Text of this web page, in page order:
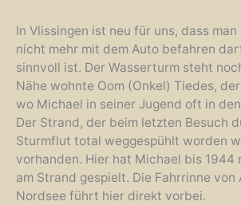
In Vlissingen ist neu für uns, dass
nicht mehr mit dem Auto befahren
sinnvoll ist. Der Wasserturm steht
Nähe wohnte Oom (Onkel) Tiedes,
wo Michael in seiner Jugend oft in
Der Strand, der beim letzten Besuch
Sturmflut total weggespühlt worden
vorhanden. Hier hat Michael bis 1944
am Strand gespielt. Die Fahrrinne von
Nordsee führt hier direkt vorbei.